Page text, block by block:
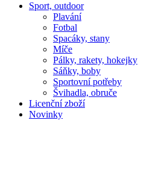
Sport, outdoor
Plavání
Fotbal
Spacáky, stany
Míče
Pálky, rakety, hokejky
Sáňky, boby
Sportovní potřeby
Švihadla, obruče
Licenční zboží
Novinky